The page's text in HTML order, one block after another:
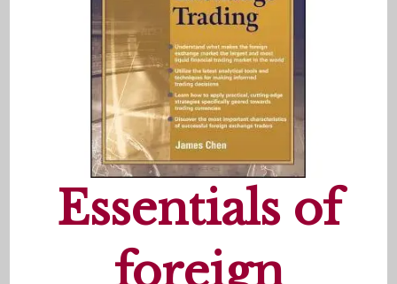
Essentials of
foreign